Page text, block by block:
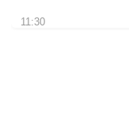
11:30